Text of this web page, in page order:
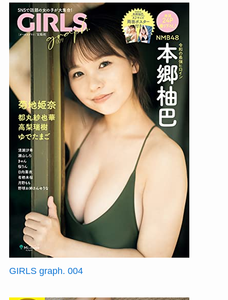
GIRLS graph. 004